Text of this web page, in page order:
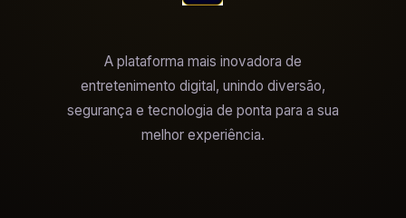
A plataforma mais inovadora de
entretenimento digital, unindo diversão,
segurança e tecnologia de ponta para a sua
melhor experiência.